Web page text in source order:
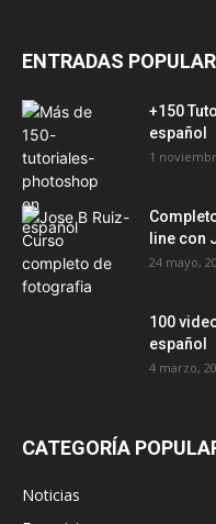
ENTRADAS
+150
español
1
line con
24 mayo,
100
español
4 marzo,
CATEGORÍA
Noticias